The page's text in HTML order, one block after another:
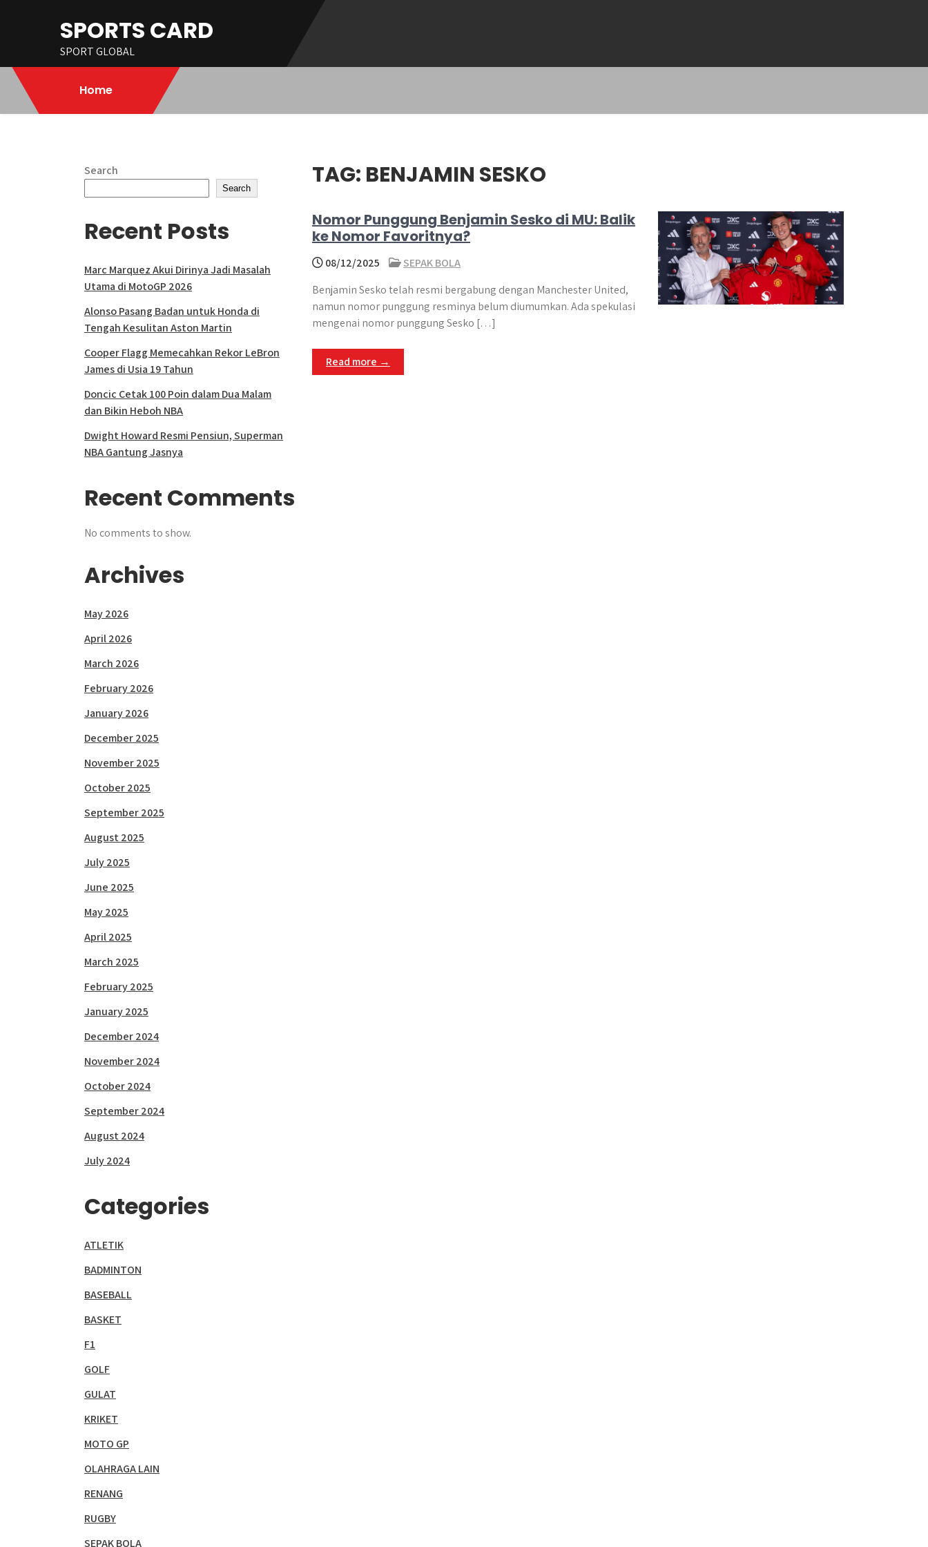
SPORTS CARD
SPORT GLOBAL
Home
TAG: BENJAMIN SESKO
Nomor Punggung Benjamin Sesko di MU: Balik
ke Nomor Favoritnya?
08/12/2025
SEPAK BOLA
Benjamin Sesko telah resmi bergabung dengan Manchester United,
namun nomor punggung resminya belum diumumkan. Ada spekulasi
mengenai nomor punggung Sesko […]
Read more →
Search
Search
Recent Posts
Marc Marquez Akui Dirinya Jadi Masalah
Utama di MotoGP 2026
Alonso Pasang Badan untuk Honda di
Tengah Kesulitan Aston Martin
Cooper Flagg Memecahkan Rekor LeBron
James di Usia 19 Tahun
Doncic Cetak 100 Poin dalam Dua Malam
dan Bikin Heboh NBA
Dwight Howard Resmi Pensiun, Superman
NBA Gantung Jasnya
Recent Comments
No comments to show.
Archives
May 2026
April 2026
March 2026
February 2026
January 2026
December 2025
November 2025
October 2025
September 2025
August 2025
July 2025
June 2025
May 2025
April 2025
March 2025
February 2025
January 2025
December 2024
November 2024
October 2024
September 2024
August 2024
July 2024
Categories
ATLETIK
BADMINTON
BASEBALL
BASKET
F1
GOLF
GULAT
KRIKET
MOTO GP
OLAHRAGA LAIN
RENANG
RUGBY
SEPAK BOLA